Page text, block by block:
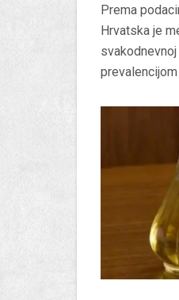
Prema
Hrvatska je